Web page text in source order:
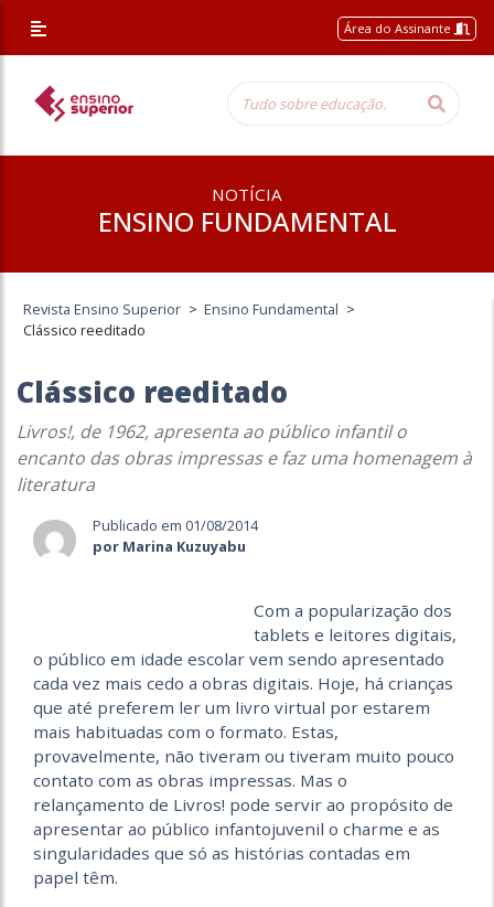
Área do Assinante
NOTÍCIA
ENSINO FUNDAMENTAL
Revista Ensino Superior > Ensino Fundamental >
Clássico reeditado
Clássico reeditado
Livros!, de 1962, apresenta ao público infantil o
encanto das obras impressas e faz uma homenagem à
literatura
Publicado em 01/08/2014
por Marina Kuzuyabu
Com a popularização dos
tablets e leitores digitais,
o público em idade escolar vem sendo apresentado
cada vez mais cedo a obras digitais. Hoje, há crianças
que até preferem ler um livro virtual por estarem
mais habituadas com o formato. Estas,
provavelmente, não tiveram ou tiveram muito pouco
contato com as obras impressas. Mas o
relançamento de Livros! pode servir ao propósito de
apresentar ao público infantojuvenil o charme e as
singularidades que só as histórias contadas em
papel têm.